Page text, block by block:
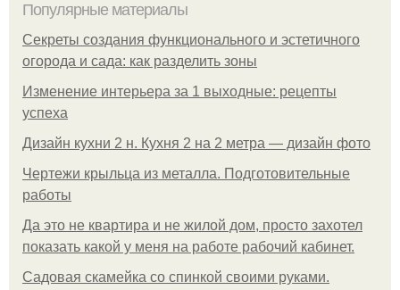
Популярные материалы
Секреты создания функционального и эстетичного
огорода и сада: как разделить зоны
Изменение интерьера за 1 выходные: рецепты
успеха
Дизайн кухни 2 н. Кухня 2 на 2 метра — дизайн фото
Чертежи крыльца из металла. Подготовительные
работы
Да это не квартира и не жилой дом, просто захотел
показать какой у меня на работе рабочий кабинет.
Садовая скамейка со спинкой своими руками.